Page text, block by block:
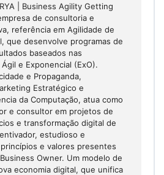
| Business Agility Getting
de consultoria e
referência em Agilidade de
que desenvolve programas de
baseados nas
e Exponencial (ExO).
e Propaganda,
Estratégico e
da Computação, atua como
e consultor em projetos de
e transformação digital de
estudioso e
e valores presentes
Owner. Um modelo de
economia digital, que unifica